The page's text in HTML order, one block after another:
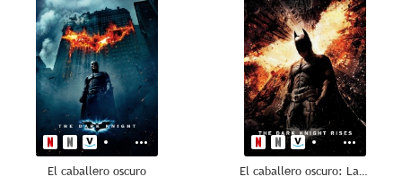
El caballero oscuro El caballero oscuro: La leyenda renace